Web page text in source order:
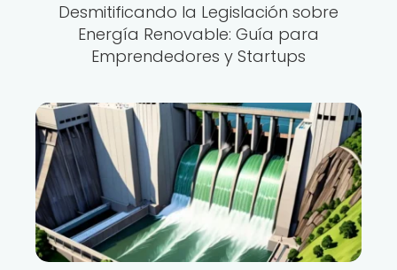
Desmitificando la Legislación sobre
Energía Renovable: Guía para
Emprendedores y Startups